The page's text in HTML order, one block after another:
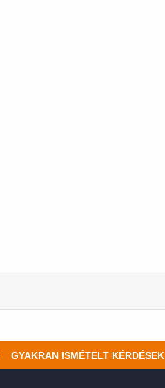
GYAKRAN ISMÉTELT KÉRDÉSEK